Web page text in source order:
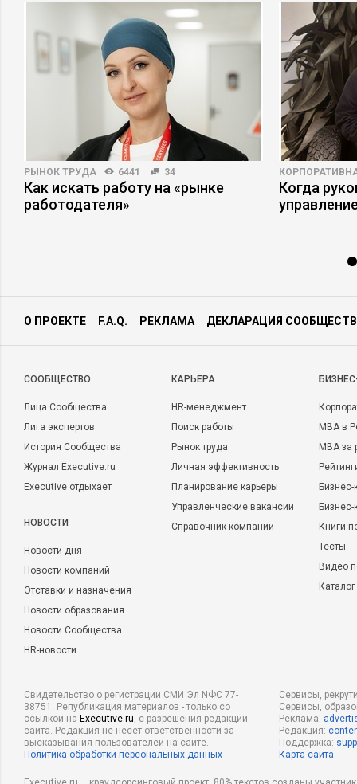
РЫНОК ТРУДА 6441 34
Как искать работу на «рынке
работодателя»
Когда
О ПРОЕКТЕ F.A.Q. РЕКЛАМА ДЕКЛАРАЦИЯ
CООБЩЕСТВО
Лица Сообщества
Лига экспертов
История Сообщества
Журнал Executive.ru
Executive отдыхает
НОВОСТИ
Новости дня
Новости компаний
Отставки и назначения
Новости образования
Новости Сообщества
HR-новости
КАРЬЕРА
HR-менеджмент
Поиск работы
Рынок труда
Личная эффективность
Планирование карьеры
Управленческие вакансии
Справочник компаний
MBA в
MBA
Бизнес-
Книги
Тесты
Видео
Свидетельство о регистрации СМИ Эл NФС 77-
38751. Републикация материалов - только со
ссылкой на Executive.ru, с разрешения редакции
сайта. Редакция не несет ответственности за
высказывания пользователей на сайте.
Политика обработки персональных данных
Сервисы,
Сервисы,
Реклама:
Редакция:
Поддержка:
Карта сайта